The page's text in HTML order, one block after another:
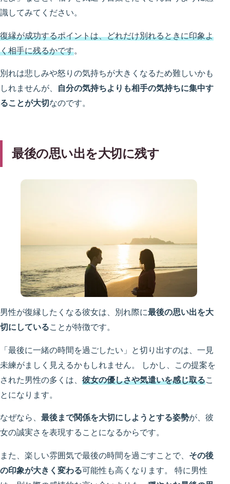
識してみてください。
復縁が成功するポイントは、どれだけ別れるときに印象よ
く相手に残るかです。
別れは悲しみや怒りの気持ちが大きくなるため難しいかも
しれませんが、
自分の気持ちよりも相手の気持ちに集中す
ることが大切 なのです。
最後の思い出を大切に残す
男性が復縁したくなる彼女は、別れ際に最後の思い出を大
切にしていることが特徴です。
「最後に一緒の時間を過ごしたい」と切り出すのは、一見
未練がましく見えるかもしれません。 しかし、この提案を
された男性の多くは、 彼女の優しさや気遣いを感じ取るこ
とになります。
なぜなら、 最後まで関係を大切にしようとする姿勢が、彼
女の誠実さを表現することになるからです。
また、楽しい雰囲気で最後の時間を過ごすことで、 その後
の印象が大きく変わる可能性も高くなります。 特に男性